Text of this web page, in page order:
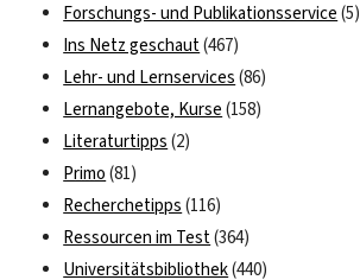
Forschungs- und Publikationsservice (5)
Ins Netz geschaut(467)
Lehr- und Lernservices (86)
Lernangebote, Kurse (158)
Literaturtipps (2)
Primo (81)
Recherchetipps (116)
Ressourcen im Test(364)
Universitätsbibliothek(440)